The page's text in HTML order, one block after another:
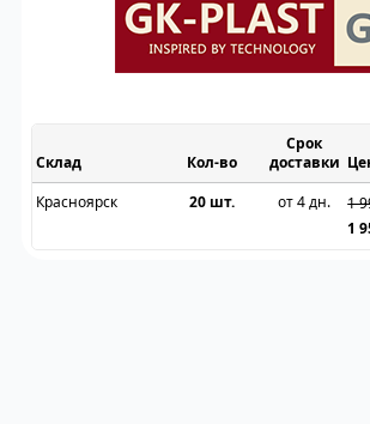
Склад
Срок
доставки
Красноярск
20 шт. от 4 дн. 1
1